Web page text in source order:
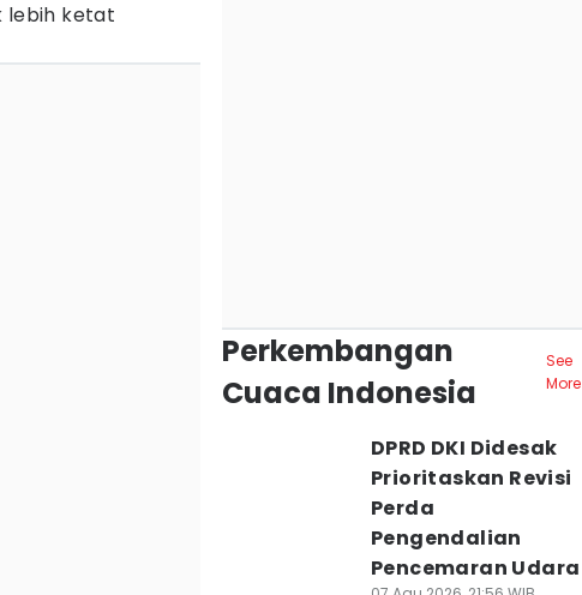
lebih ketat
Perkembangan
Cuaca Indonesia
See
More
DPRD DKI Didesak
Prioritaskan Revisi
Perda
Pengendalian
Pencemaran Udara